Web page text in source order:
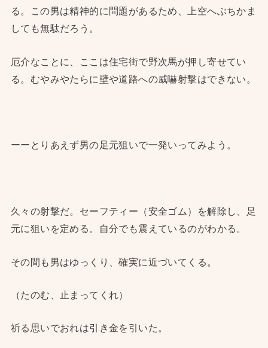
る。この男は精神的に問題があるため、上空へぶちかま
しても無駄だろう。
厄介なことに、ここは住宅街で野次馬が押し寄せてい
る。むやみやたらに壁や道路への威嚇射撃はできない。
ーーとりあえず男の足元狙いで一発いってみよう。
久々の射撃だ。セーフティー（安全ゴム）を解除し、足
元に狙いを定める。自分でも震えているのがわかる。
その間も男はゆっくり、確実に近づいてくる。
（たのむ、止まってくれ）
祈る思いでおれは引き金を引いた。